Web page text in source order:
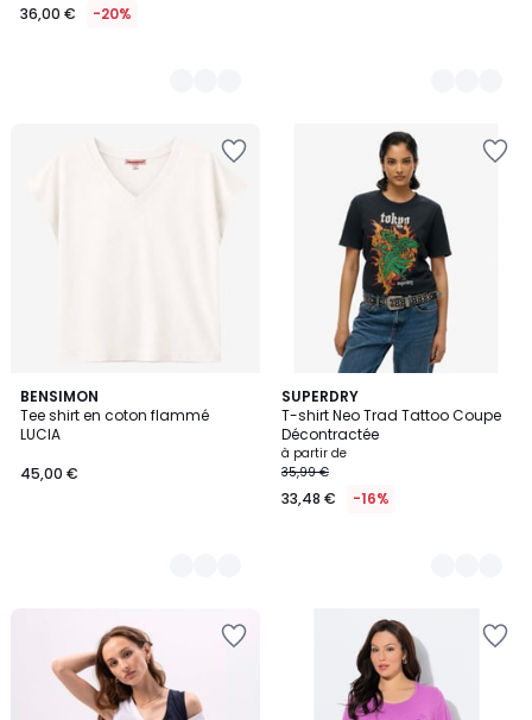
36,00 € -20%
BENSIMON
Tee shirt en coton flammé
LUCIA
45,00 €
5
Couleurs
SUPERDRY
T-shirt Neo Trad Tattoo Coupe
Décontractée
à partir de
35,99 €
33,48 € -16%
3
Couleurs